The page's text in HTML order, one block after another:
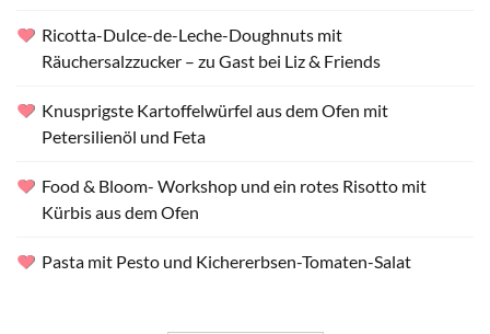
Ricotta-Dulce-de-Leche-Doughnuts mit
Räuchersalzzucker – zu Gast bei Liz & Friends
Knusprigste Kartoffelwürfel aus dem Ofen mit
Petersilienöl und Feta
Food & Bloom- Workshop und ein rotes Risotto mit
Kürbis aus dem Ofen
Pasta mit Pesto und Kichererbsen-Tomaten-Salat